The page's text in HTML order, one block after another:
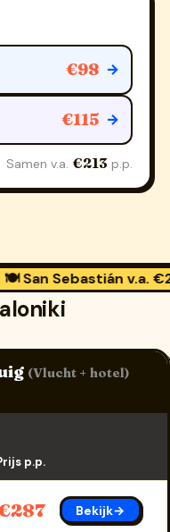
€98 →
€115 →
Samen v.a. €213 p.p.
v.a. €259 · 🛁
(Vlucht + hotel)
p.p.
Bekijk→